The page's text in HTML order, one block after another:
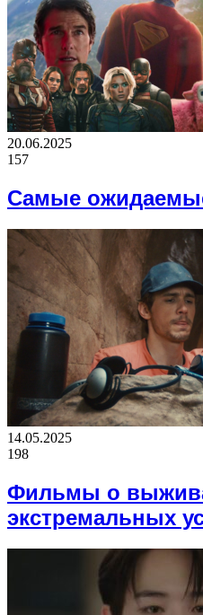
20.06.2025
157
Самые
14.05.2025
198
Фильмы о
экстремальных